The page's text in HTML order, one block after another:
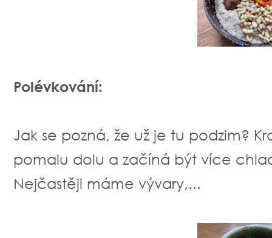
Polévkování:
Jak se pozná, že už je tu podzim?
pomalu dolu a začíná být více
Nejčastěji máme vývary,...